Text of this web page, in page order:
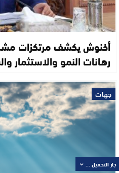
رهانات النمو والاستثمار
جهات
جار التحميل ...